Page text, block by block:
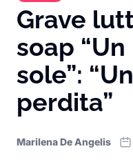
Grave
soap
sole”:
perdita”
Marilena De Angelis